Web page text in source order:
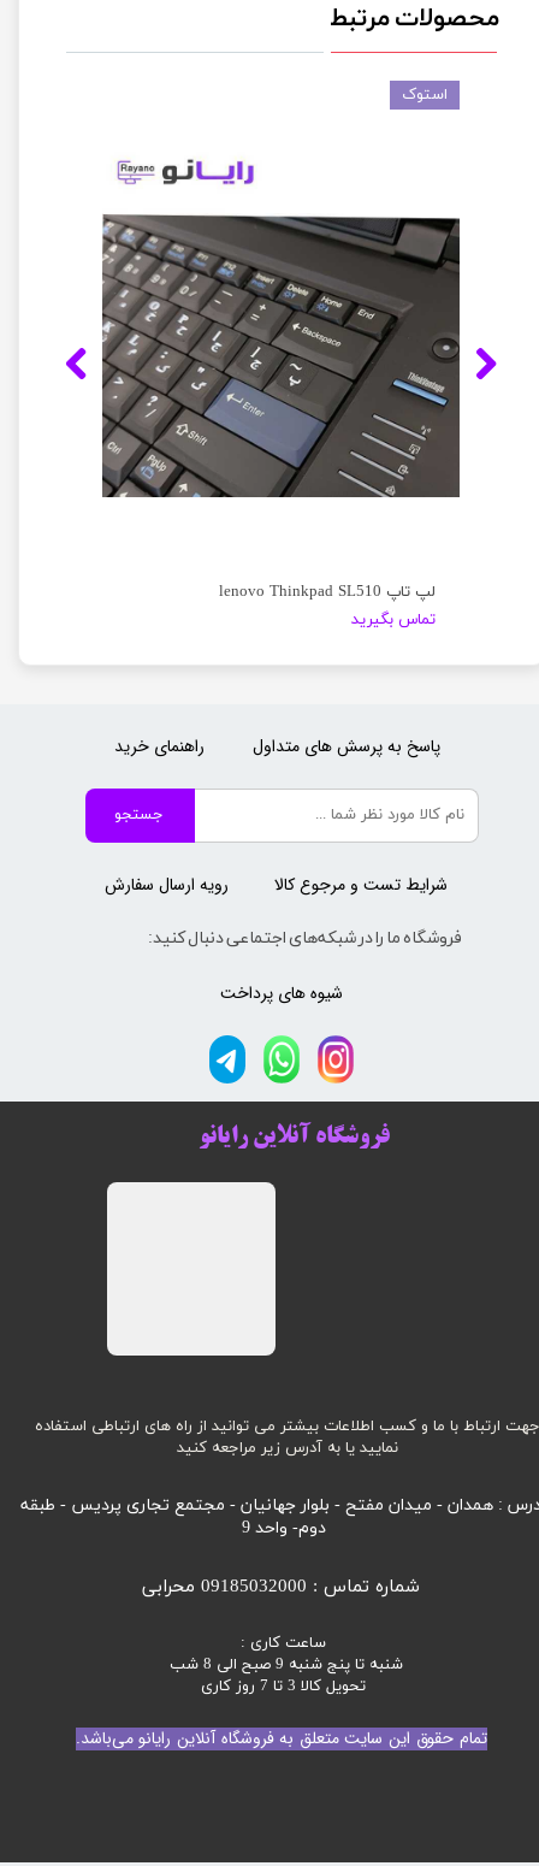
محصولات مرتبط
لپ تاپ lenovo Thinkpad SL510
تماس بگیرید
استوک
تمام حقوق این سایت متعلق به فروشگاه آنلاین رایانو می‌باشد.
جهت ارتباط با ما و کسب اطلاعات بیشتر می توانید از راه های ارتباطی استفاده
نمایید یا به آدرس زیر مراجعه کنید
: همدان - میدان مفتح - بلوار جهانیان - مجتمع تجاری پردیس - طبقه
دوم- واحد 9
ساعت کاری :
شنبه تا پنج شنبه 9 صبح الی 8 شب
تحویل کالا 3 تا 7 روز کاری
شماره تماس : 09185032000 محرابی
فروشگاه آنلاین رایانو
جستجو
فروشگاه ما را در شبکه‌های اجتماعی دنبال کنید:
رویه ارسال سفارش
راهنمای خرید
شیوه های پرداخت
پاسخ به پرسش های متداول
شرایط تست و مرجوع کالا